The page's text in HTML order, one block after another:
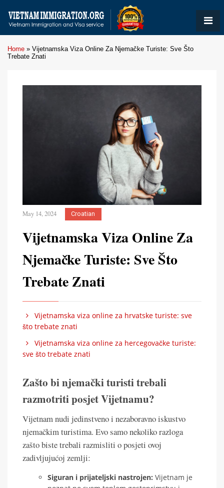
Home » Vijetnamska Viza Online Za Njemačke Turiste: Sve Što
Trebate Znati
May 14, 2024 Croatian
Vijetnamska Viza Online Za
Njemačke Turiste: Sve Što
Trebate Znati
Vijetnamska viza online za hrvatske turiste: sve
što trebate znati
Vijetnamska viza online za hercegovačke turiste:
sve što trebate znati
Zašto bi njemački turisti trebali
razmotriti posjet Vijetnamu?
Vijetnam nudi jedinstveno i nezaboravno iskustvo
njemačkim turistima. Evo samo nekoliko razloga
zašto biste trebali razmisliti o posjeti ovoj
zadivljujućoj zemlji:
Siguran i prijateljski nastrojen: Vijetnam je